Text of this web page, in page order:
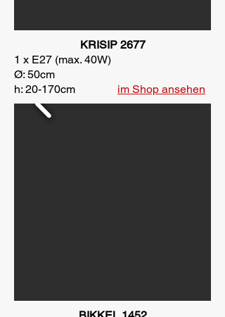
KRISIP 2677
1 x E27 (max. 40W)
Ø: 50cm
h: 20-170cm im Shop ansehen